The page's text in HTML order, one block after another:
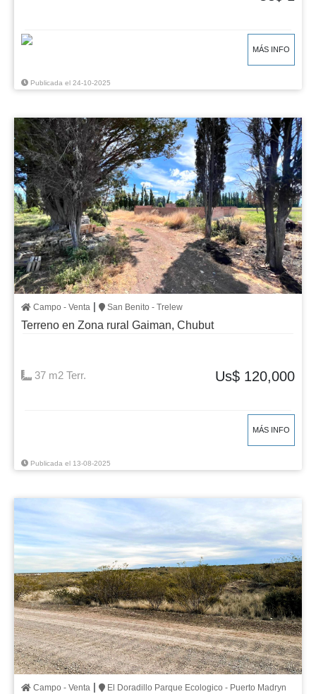
MÁS INFO
Publicada el 24-10-2025
Campo - Venta | San Benito - Trelew
Terreno en Zona rural Gaiman, Chubut
37 m2 Terr. Us$ 120,000
MÁS INFO
Publicada el 13-08-2025
Campo - Venta | El Doradillo Parque Ecologico - Puerto Madryn